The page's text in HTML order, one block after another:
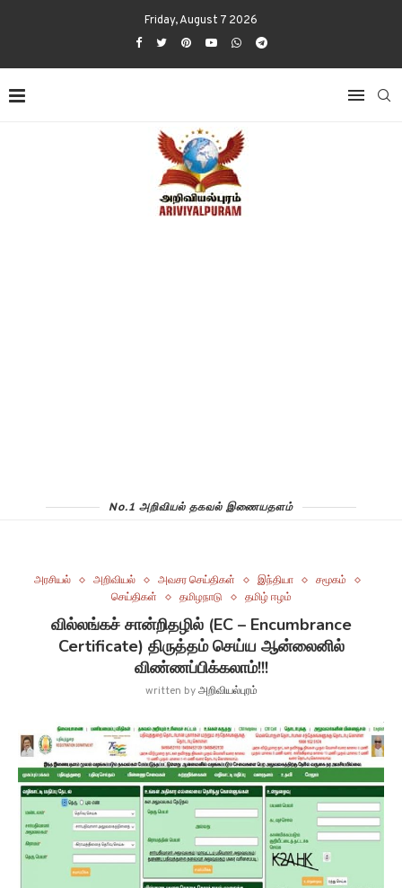
Friday, August 7 2026
No.1 அறிவியல் தகவல் இணையதளம்
அரசியல் அறிவியல் அவசர செய்திகள் இந்தியா
சமூகம்
செய்திகள்
தமிழநாடு தமிழ் ஈழம்
வில்லங்கச் சான்றிதழில் (EC – Encumbrance
Certificate) திருத்தம் செய்ய ஆன்லைனில்
விண்ணப்பிக்கலாம்!!!
written byஅறிவியல்புரம்